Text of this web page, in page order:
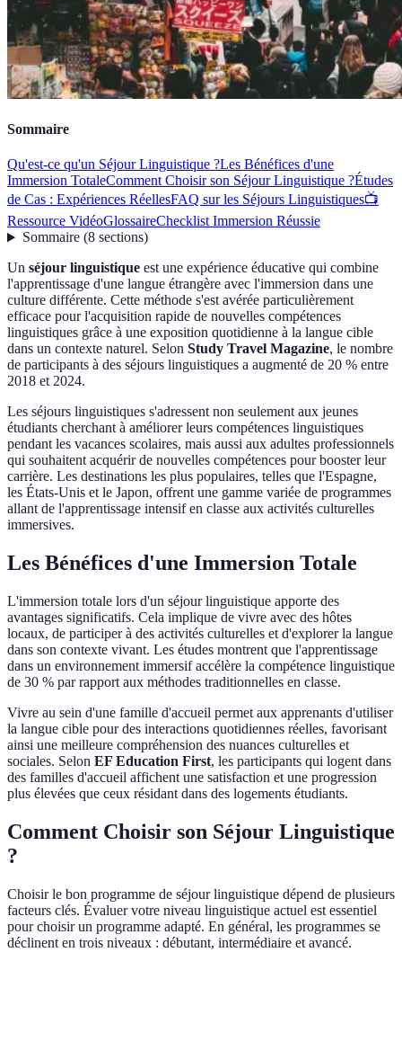
Sommaire
Qu'est-ce qu'un Séjour Linguistique ?Les Bénéfices d'une
Immersion TotaleComment Choisir son Séjour Linguistique ?Études
de Cas : Expériences RéellesFAQ sur les Séjours Linguistiques📺
Ressource VidéoGlossaireChecklist Immersion Réussie
Sommaire(8 sections)
Un séjour linguistique est une expérience éducative qui combine
l'apprentissage d'une langue étrangère avec l'immersion dans une
culture différente. Cette méthode s'est avérée particulièrement
efficace pour l'acquisition rapide de nouvelles compétences
linguistiques grâce à une exposition quotidienne à la langue cible
dans un contexte naturel. Selon Study Travel Magazine, le nombre
de participants à des séjours linguistiques a augmenté de 20 % entre
2018 et 2024.
Les séjours linguistiques s'adressent non seulement aux jeunes
étudiants cherchant à améliorer leurs compétences linguistiques
pendant les vacances scolaires, mais aussi aux adultes professionnels
qui souhaitent acquérir de nouvelles compétences pour booster leur
carrière. Les destinations les plus populaires, telles que l'Espagne,
les États-Unis et le Japon, offrent une gamme variée de programmes
allant de l'apprentissage intensif en classe aux activités culturelles
immersives.
Les Bénéfices d'une Immersion Totale
L'immersion totale lors d'un séjour linguistique apporte des
avantages significatifs. Cela implique de vivre avec des hôtes
locaux, de participer à des activités culturelles et d'explorer la langue
dans son contexte vivant. Les études montrent que l'apprentissage
dans un environnement immersif accélère la compétence linguistique
de 30 % par rapport aux méthodes traditionnelles en classe.
Vivre au sein d'une famille d'accueil permet aux apprenants d'utiliser
la langue cible pour des interactions quotidiennes réelles, favorisant
ainsi une meilleure compréhension des nuances culturelles et
sociales. Selon EF Education First, les participants qui logent dans
des familles d'accueil affichent une satisfaction et une progression
plus élevées que ceux résidant dans des logements étudiants.
Comment Choisir son Séjour Linguistique
?
Choisir le bon programme de séjour linguistique dépend de plusieurs
facteurs clés. Évaluer votre niveau linguistique actuel est essentiel
pour choisir un programme adapté. En général, les programmes se
déclinent en trois niveaux : débutant, intermédiaire et avancé.